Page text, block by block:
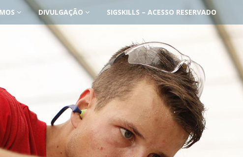
DIVULGAÇÃO SIGSKILLS – ACESSO RESERVADO